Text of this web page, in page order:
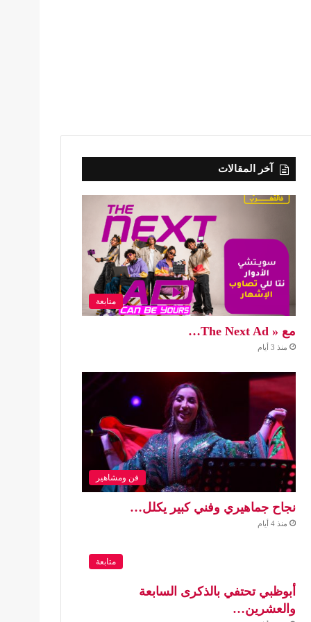
آخر المقالات
متابعة
مع « The Next Ad…
منذ 3 أيام
فن ومشاهير
نجاح جماهيري وفني كبير يكلل…
منذ 4 أيام
متابعة
أبوظبي تحتفي بالذكرى السابعة
والعشرين…